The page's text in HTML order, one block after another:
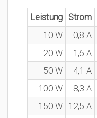
Leistung Strom
10 W
0,8 A
20 W
1,6 A
50 W
4,1 A
100 W
8,3 A
150 W 12,5 A